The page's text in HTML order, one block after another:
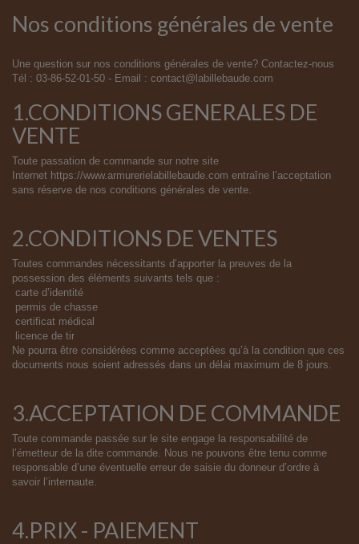
Nos conditions générales de vente
Une question sur nos conditions générales de vente? Contactez-nous
Tél : 03-86-52-01-50 - Email : contact@labillebaude.com
1.CONDITIONS GENERALES DE
VENTE
Toute passation de commande sur notre site
Internet https://www.armurerielabillebaude.com entraîne l’acceptation
sans réserve de nos conditions générales de vente.
2.CONDITIONS DE VENTES
Toutes commandes nécessitants d’apporter la preuves de la
possession des éléments suivants tels que :
carte d’identité
permis de chasse
certificat médical
licence de tir
Ne pourra être considérées comme acceptées qu’à la condition que ces
documents nous soient adressés dans un délai maximum de 8 jours.
3.ACCEPTATION DE COMMANDE
Toute commande passée sur le site engage la responsabilité de
l’émetteur de la dite commande. Nous ne pouvons être tenu comme
responsable d’une éventuelle erreur de saisie du donneur d’ordre à
savoir l’internaute.
4.PRIX - PAIEMENT